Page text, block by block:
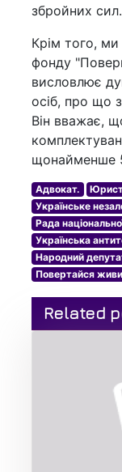
збройних сил.
Крім того,
фонду
висловлює
осіб, про що
Він вважає,
щонайменше
Адвокат.
Українське
Рада
Українська
Народний
Повертайся
Related